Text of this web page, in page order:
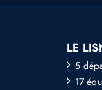
LE
5
17